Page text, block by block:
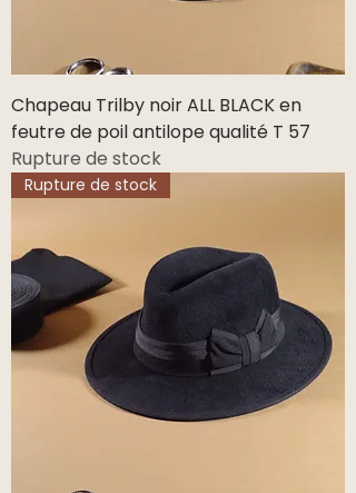
Chapeau Trilby noir ALL BLACK en
feutre de poil antilope qualité T 57
Rupture de stock
Rupture de stock